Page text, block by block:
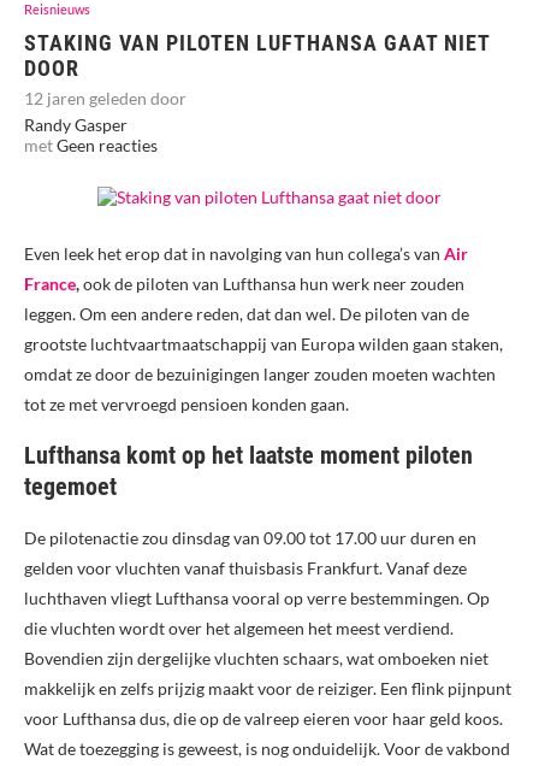
Reisnieuws
STAKING VAN PILOTEN LUFTHANSA GAAT NIET
DOOR
12 jaren geleden door
Randy Gasper
metGeen reacties
Even leek het erop dat in navolging van hun collega’s van Air
France,ook de piloten van Lufthansa hun werk neer zouden
leggen. Om een andere reden, dat dan wel. De piloten van de
grootste luchtvaartmaatschappij van Europa wilden gaan staken,
omdat ze door de bezuinigingen langer zouden moeten wachten
tot ze met vervroegd pensioen konden gaan.
Lufthansa komt op het laatste moment piloten
tegemoet
De pilotenactie zou dinsdag van 09.00 tot 17.00 uur duren en
gelden voor vluchten vanaf thuisbasis Frankfurt. Vanaf deze
luchthaven vliegt Lufthansa vooral op verre bestemmingen. Op
die vluchten wordt over het algemeen het meest verdiend.
Bovendien zijn dergelijke vluchten schaars, wat omboeken niet
makkelijk en zelfs prijzig maakt voor de reiziger. Een flink pijnpunt
voor Lufthansa dus, die op de valreep eieren voor haar geld koos.
Wat de toezegging is geweest, is nog onduidelijk. Voor de vakbond